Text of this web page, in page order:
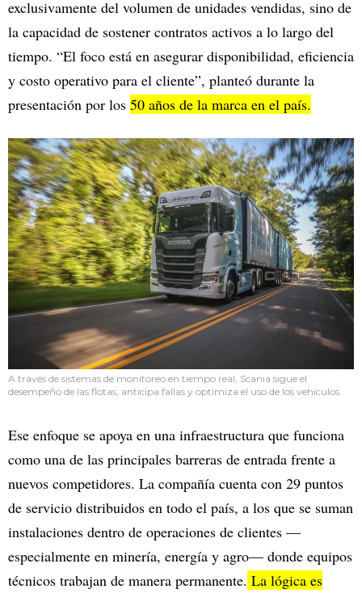
exclusivamente del volumen de unidades vendidas, sino de
la capacidad de sostener contratos activos a lo largo del
tiempo. “El foco está en asegurar disponibilidad, eficiencia
y costo operativo para el cliente”, planteó durante la
presentación por los 50 años de la marca en el país.
A través de sistemas de monitoreo en tiempo real, Scania sigue el
desempeño de las flotas, anticipa fallas y optimiza el uso de los vehículos.
Ese enfoque se apoya en una infraestructura que funciona
como una de las principales barreras de entrada frente a
nuevos competidores. La compañía cuenta con 29 puntos
de servicio distribuidos en todo el país, a los que se suman
instalaciones dentro de operaciones de clientes —
especialmente en minería, energía y agro— donde equipos
técnicos trabajan de manera permanente. La lógica es